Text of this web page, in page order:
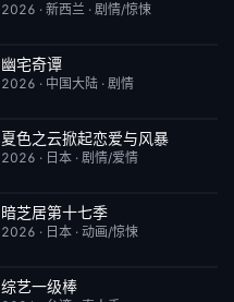
2026 · 新西兰 · 剧情/惊悚
完结
幽宅奇谭
2026 · 中国大陆 · 剧情
更新至第05集
夏色之云掀起恋爱与风暴
2026 · 日本 · 剧情/爱情
更新至第04集
暗芝居第十七季
2026 · 日本 · 动画/惊悚
更新至110期
综艺一级棒